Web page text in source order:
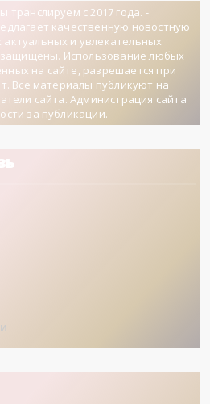
транслируем с 2017 года. -
качественную новостную
и увлекательных
защищены. Использование любых
на сайте, разрешается при
Все материалы публикуют на
сайта. Администрация сайта
за публикации.